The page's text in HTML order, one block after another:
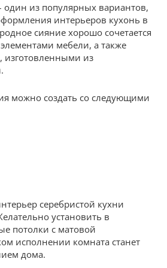
один из популярных вариантов,
интерьеров кухонь в
сияние хорошо сочетается
мебели, а также
изготовленными из
можно создать со следующими
серебристой кухни
установить в
потолки с матовой
исполнении комната станет
дома.